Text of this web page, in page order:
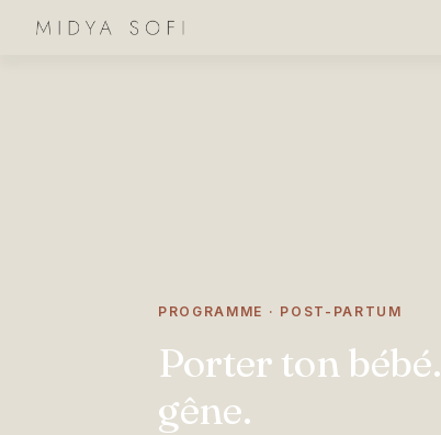
PROGRAMME · POST-PARTUM
Porter ton
gêne.